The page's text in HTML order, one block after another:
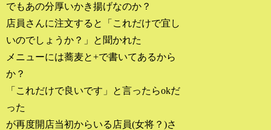
でもあの分厚いかき揚げなのか？
店員さんに注文すると「これだけで宜し
いのでしょうか？」と聞かれた
メニューには蕎麦と+で書いてあるから
か？
「これだけで良いです」と言ったらokだ
った
が再度開店当初からいる店員(女将？)さ